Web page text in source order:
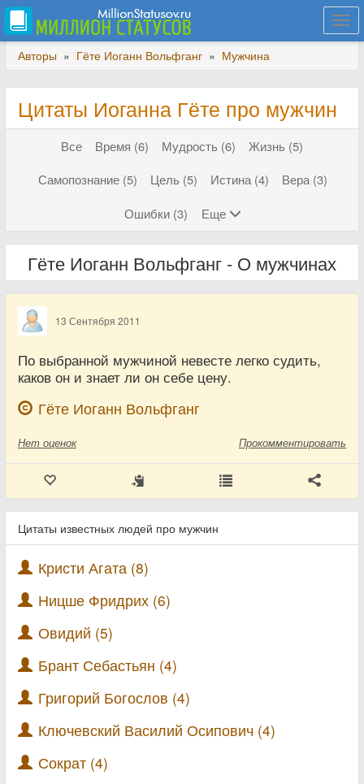
Авторы » Гёте Иоганн Вольфганг » Мужчина
Цитаты Иоганна Гёте про мужчин
Все Время (6) Мудрость (6)
Жизнь (5)
Самопознание (5)
Цель (5) Истина (4)
Вера (3)
Ошибки (3)
Еще
Гёте Иоганн Вольфганг - О мужчинах
13 Сентября 2011
По выбранной мужчиной невесте легко судить,
каков он и знает ли он себе цену.
Гёте Иоганн Вольфганг
Нет оценок Прокомментировать
Цитаты известных людей про мужчин
Кристи Агата (8)
Ницше Фридрих (6)
Овидий (5)
Брант Себастьян (4)
Григорий Богослов (4)
Ключевский Василий Осипович (4)
Сократ (4)